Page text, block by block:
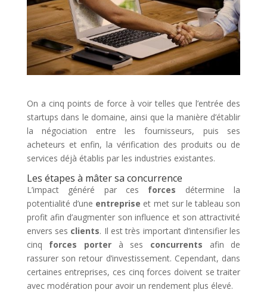
On a cinq points de force à voir telles que l’entrée des
startups dans le domaine, ainsi que la manière d’établir
la négociation entre les fournisseurs, puis ses
acheteurs et enfin, la vérification des produits ou de
services déjà établis par les industries existantes.
Les étapes à mâter sa concurrence
L’impact généré par ces forces détermine la
potentialité d’une entreprise et met sur le tableau son
profit afin d’augmenter son influence et son attractivité
envers ses clients. Il est très important d’intensifier les
cinq forces porter à ses concurrents afin de
rassurer son retour d’investissement. Cependant, dans
certaines entreprises, ces cinq forces doivent se traiter
avec modération pour avoir un rendement plus élevé.